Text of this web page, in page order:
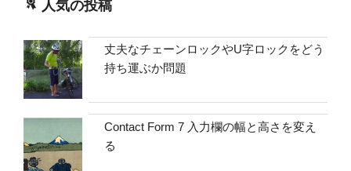
人気の投稿
丈夫なチェーンロックやU字ロックをどう
持ち運ぶか問題
Contact Form 7 入力欄の幅と高さを変え
る